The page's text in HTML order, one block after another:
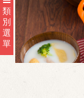
類
別
選
單